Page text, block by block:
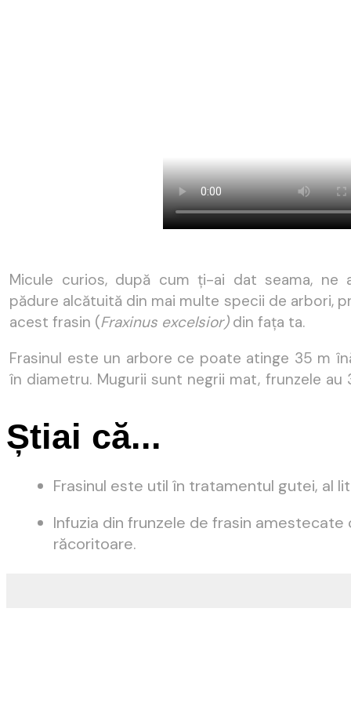
Micule curios, după cum ți-ai dat seama, ne
pădure alcătuită din mai multe specii de arbori,
acest frasin (Fraxinus excelsior) din fața ta.
Frasinul este un arbore ce poate atinge 35 m
în diametru. Mugurii sunt negrii mat, frunzele
Știai că...
Frasinul este util în tratamentul gutei, al
Infuzia din frunzele de frasin
răcoritoare.